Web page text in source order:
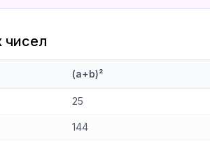
чисел
(a+b)²
25
144